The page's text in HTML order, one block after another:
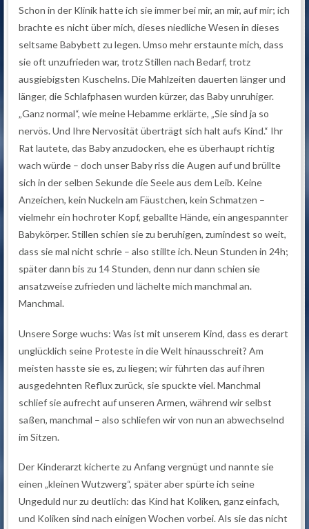
Schon in der Klinik hatte ich sie immer bei mir, an mir, auf mir; ich
brachte es nicht über mich, dieses niedliche Wesen in dieses
seltsame Babybett zu legen. Umso mehr erstaunte mich, dass
sie oft unzufrieden war, trotz Stillen nach Bedarf, trotz
ausgiebigsten Kuschelns. Die Mahlzeiten dauerten länger und
länger, die Schlafphasen wurden kürzer, das Baby unruhiger.
„Ganz normal“, wie meine Hebamme erklärte, „Sie sind ja so
nervös. Und Ihre Nervosität überträgt sich halt aufs Kind.“ Ihr
Rat lautete, das Baby anzudocken, ehe es überhaupt richtig
wach würde – doch unser Baby riss die Augen auf und brüllte
sich in der selben Sekunde die Seele aus dem Leib. Keine
Anzeichen, kein Nuckeln am Fäustchen, kein Schmatzen –
vielmehr ein hochroter Kopf, geballte Hände, ein angespannter
Babykörper. Stillen schien sie zu beruhigen, zumindest so weit,
dass sie mal nicht schrie – also stillte ich. Neun Stunden in 24h;
später dann bis zu 14 Stunden, denn nur dann schien sie
ansatzweise zufrieden und lächelte mich manchmal an.
Manchmal.
Unsere Sorge wuchs: Was ist mit unserem Kind, dass es derart
unglücklich seine Proteste in die Welt hinausschreit? Am
meisten hasste sie es, zu liegen; wir führten das auf ihren
ausgedehnten Reflux zurück, sie spuckte viel. Manchmal
schlief sie aufrecht auf unseren Armen, während wir selbst
saßen, manchmal – also schliefen wir von nun an abwechselnd
im Sitzen.
Der Kinderarzt kicherte zu Anfang vergnügt und nannte sie
einen „kleinen Wutzwerg“, später aber spürte ich seine
Ungeduld nur zu deutlich: das Kind hat Koliken, ganz einfach,
und Koliken sind nach einigen Wochen vorbei. Als sie das nicht